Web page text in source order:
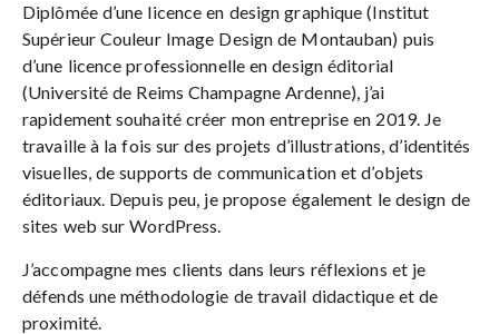
Diplômée d’une licence en design graphique (Institut
Supérieur Couleur Image Design de Montauban) puis
d’une licence professionnelle en design éditorial
(Université de Reims Champagne Ardenne), j’ai
rapidement souhaité créer mon entreprise en 2019. Je
travaille à la fois sur des projets d’illustrations, d’identités
visuelles, de supports de communication et d’objets
éditoriaux. Depuis peu, je propose également le design de
sites web sur WordPress.
J’accompagne mes clients dans leurs réflexions et je
défends une méthodologie de travail didactique et de
proximité.